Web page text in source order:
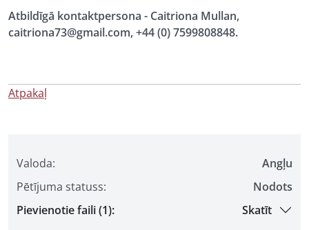
Valoda:
Angļu
Pētījuma statuss:
Nodots
Pievienotie faili (1):
Skatīt
Atbildīgā kontaktpersona - Caitriona Mullan,
caitriona73@gmail.com, +44 (0) 7599808848.
Atpakaļ